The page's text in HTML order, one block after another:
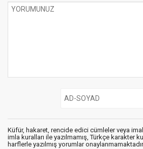
Küfür, hakaret, rencide edici cümleler veya
imla kuralları ile yazılmamış, Türkçe karakter
harflerle yazılmış yorumlar